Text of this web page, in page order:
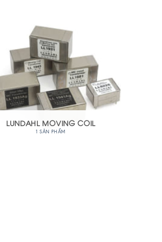
LUNDAHL MOVING COIL
1 SẢN PHẨM